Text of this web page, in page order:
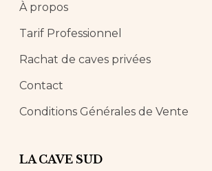
À propos
Tarif Professionnel
Rachat de caves privées
Contact
Conditions Générales de Vente
LA CAVE SUD